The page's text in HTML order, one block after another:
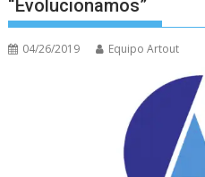
“Evolucionamos”
04/26/2019 Equipo Artout